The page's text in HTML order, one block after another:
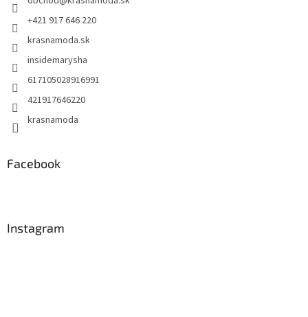
+421 917 646 220
krasnamoda.sk
insidemarysha
617105028916991
421917646220
krasnamoda
Facebook
Instagram